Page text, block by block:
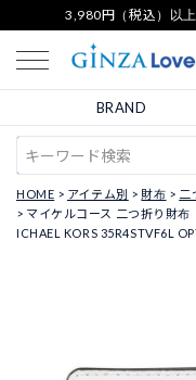
3,980円（税込）以
BRAND
HOME アイテム別 財布
二
マイケルコース 二つ折り財布
ICHAEL KORS 35R4STVF6L